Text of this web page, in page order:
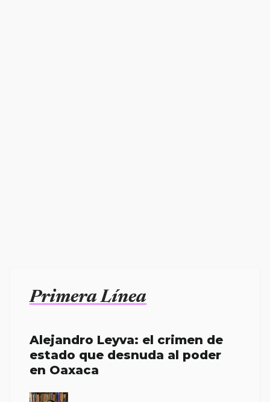
Primera Línea
Alejandro Leyva: el crimen de
estado que desnuda al poder
en Oaxaca